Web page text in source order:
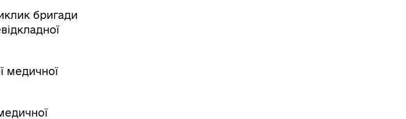
бригади
медичної